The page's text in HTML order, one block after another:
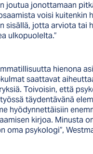
joutua jonottamaan
voisi kuitenkin
sisällä, jotta arviota tai
ulkopuolelta.”
hienona
saattavat
Toivoisin, että
täydentävänä
hyödynnettäisiin
kirjoa. Minusta
oma psykologi”,